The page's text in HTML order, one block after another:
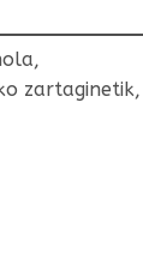
zartaginetik,